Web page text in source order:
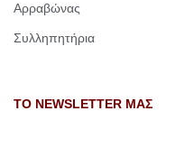
Αρραβώνας
Συλληπητήρια
ΤΟ NEWSLETTER ΜΑΣ